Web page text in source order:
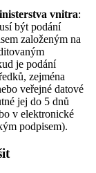
vnitra:
být podání
založeným na
je podání
zejména
veřejné datové
jej do 5 dnů
v elektronické
podpisem).